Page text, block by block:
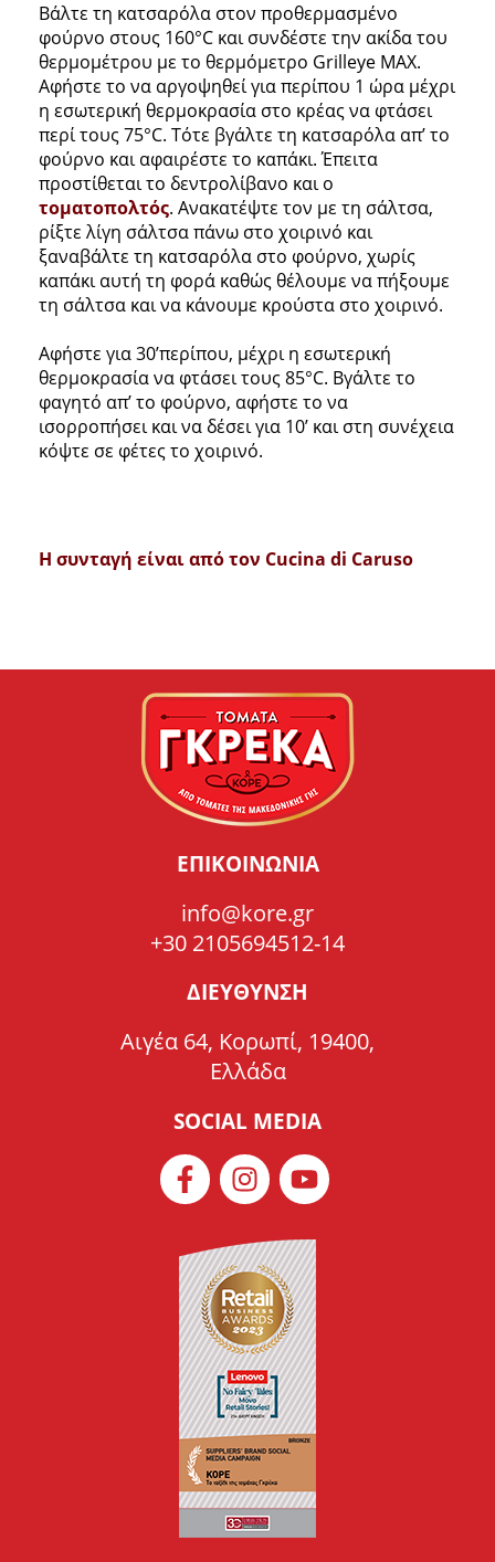
Βάλτε τη κατσαρόλα στον προθερμασμένο
φούρνο στους 160°C και συνδέστε την ακίδα του
θερμομέτρου με το θερμόμετρο Grilleye MAX.
Αφήστε το να αργοψηθεί για περίπου 1 ώρα μέχρι
η εσωτερική θερμοκρασία στο κρέας να φτάσει
περί τους 75°C. Τότε βγάλτε τη κατσαρόλα απ’ το
φούρνο και αφαιρέστε το καπάκι. Έπειτα
προστίθεται το δεντρολίβανο και ο
τοματοπολτός. Ανακατέψτε τον με τη σάλτσα,
ρίξτε λίγη σάλτσα πάνω στο χοιρινό και
ξαναβάλτε τη κατσαρόλα στο φούρνο, χωρίς
καπάκι αυτή τη φορά καθώς θέλουμε να πήξουμε
τη σάλτσα και να κάνουμε κρούστα στο χοιρινό.
Αφήστε για 30’περίπου, μέχρι η εσωτερική
θερμοκρασία να φτάσει τους 85°C. Βγάλτε το
φαγητό απ’ το φούρνο, αφήστε το να
ισορροπήσει και να δέσει για 10’ και στη συνέχεια
κόψτε σε φέτες το χοιρινό.
Η συνταγή είναι από τον Cucina di Caruso
ΕΠΙΚΟΙΝΩΝΙΑ
info@kore.gr
+30 2105694512-14
ΔΙΕΥΘΥΝΣΗ
Αιγέα 64, Κορωπί, 19400,
Ελλάδα
SOCIAL MEDIA